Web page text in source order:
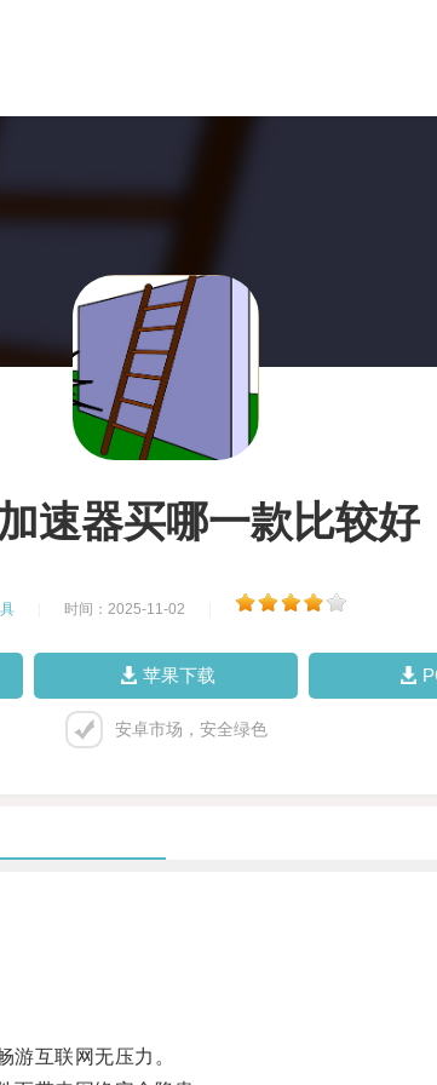
速器买哪一款比较好
时间：2025-11-02
苹果下载
安卓市场，安全绿色
互联网无压力。